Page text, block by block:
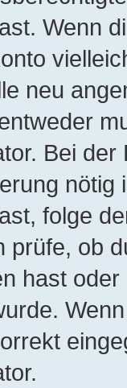
Wenn
neu
Bei
nötig
folge
prüfe, ob
hast